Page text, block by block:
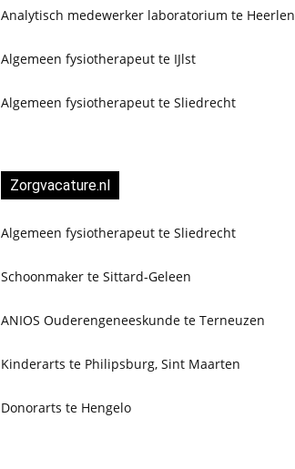
Analytisch medewerker laboratorium te Heerlen
Algemeen fysiotherapeut te IJlst
Algemeen fysiotherapeut te Sliedrecht
Zorgvacature.nl
Algemeen fysiotherapeut te Sliedrecht
Schoonmaker te Sittard-Geleen
ANIOS Ouderengeneeskunde te Terneuzen
Kinderarts te Philipsburg, Sint Maarten
Donorarts te Hengelo